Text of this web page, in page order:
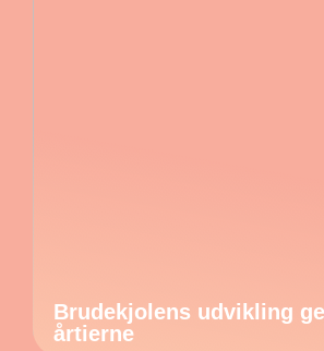
Brudekjolens udvikling
årtierne